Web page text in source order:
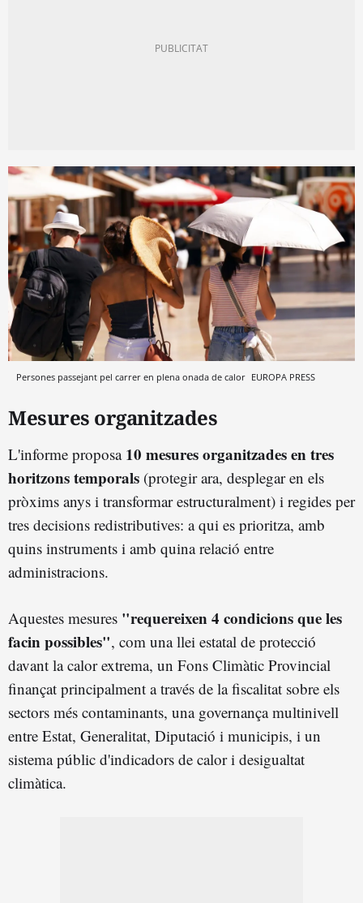
Persones passejant pel carrer en plena onada de calor EUROPA PRESS
Mesures organitzades
L'informe proposa 10 mesures organitzades en tres
horitzons temporals (protegir ara, desplegar en els
pròxims anys i transformar estructuralment) i regides per
tres decisions redistributives: a qui es prioritza, amb
quins instruments i amb quina relació entre
administracions.
Aquestes mesures "requereixen 4 condicions que les
facin possibles", com una llei estatal de protecció
davant la calor extrema, un Fons Climàtic Provincial
finançat principalment a través de la fiscalitat sobre els
sectors més contaminants, una governança multinivell
entre Estat, Generalitat, Diputació i municipis, i un
sistema públic d'indicadors de calor i desigualtat
climàtica.